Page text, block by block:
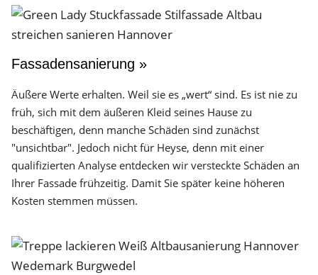
Fassadensanierung »
Äußere Werte erhalten. Weil sie es „wert“ sind. Es ist nie zu
früh, sich mit dem äußeren Kleid seines Hause zu
beschäftigen, denn manche Schäden sind zunächst
"unsichtbar". Jedoch nicht für Heyse, denn mit einer
qualifizierten Analyse entdecken wir versteckte Schäden an
Ihrer Fassade frühzeitig. Damit Sie später keine höheren
Kosten stemmen müssen.